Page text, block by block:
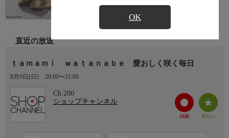
OK
直近の放送
ｔａｍａｍｉ ｗａｔａｎａｂｅ 愛おしく咲く毎日
8月9日(日) 20:00〜21:00
Ch.200
ショップチャンネル